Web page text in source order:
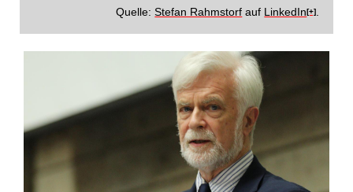
Quelle:Stefan Rahmstorf auf LinkedIn[+].